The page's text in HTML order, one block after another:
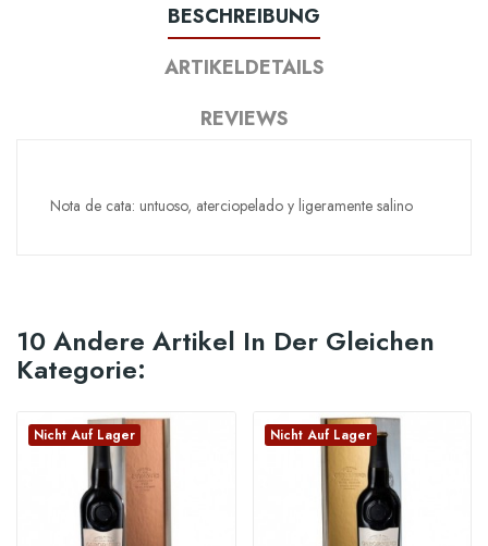
BESCHREIBUNG
ARTIKELDETAILS
REVIEWS
Nota de cata: untuoso, aterciopelado y ligeramente salino
10 Andere Artikel In Der Gleichen
Kategorie:
Nicht Auf Lager Nicht Auf Lager